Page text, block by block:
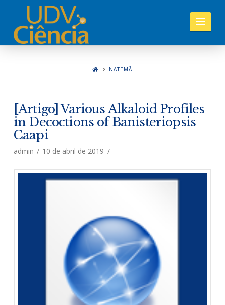
NATEMÃ
[Artigo] Various Alkaloid Profiles
in Decoctions of Banisteriopsis
Caapi
admin 10 de abril de 2019